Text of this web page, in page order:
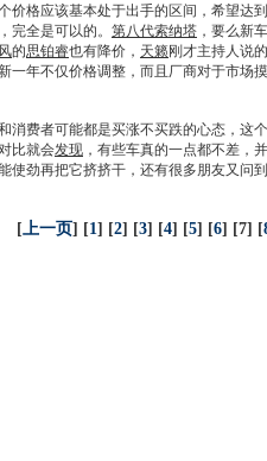
价格应该基本处于出手的区间，希望达
完全是可以的。 第八代索纳塔 ，要么新车
的思铂睿也有降价， 天籁刚才主持人说
一年不仅价格调整，而且厂商对于市
费者可能都是买涨不买跌的心态，这
比就会发现 ，有些车真的一点都不差，
使劲再把它挤挤干，还有很多朋友又问
[上一页] [1] [2] [3] [4] [5] [6] [7] [